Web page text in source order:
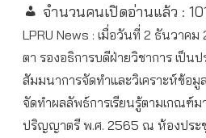
จำนวนคนเปิดอ่านแล้ว :
LPRU News : เมื่อวันที่ 2 ธันวาค
ตา รองอธิการบดีฝ่ายวิชาการ เป็น
สัมมนาการจัดทำและวิเคราะห์ข้อมู
จัดทำผลลัพธ์การเรียนรู้ตามเกณฑ์
ปริญญาตรี พ.ศ. 2565 ณ ห้องประ